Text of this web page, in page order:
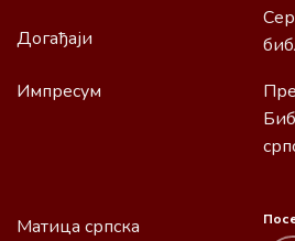
Догађаји
Импресум
Матица српска